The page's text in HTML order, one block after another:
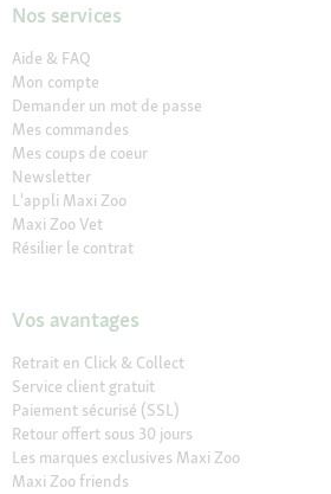
Nos services
Aide & FAQ
Mon compte
Demander un mot de passe
Mes commandes
Mes coups de coeur
Newsletter
L'appli Maxi Zoo
Maxi Zoo Vet
Résilier le contrat
Vos avantages
Retrait en Click & Collect
Service client gratuit
Paiement sécurisé (SSL)
Retour offert sous 30 jours
Les marques exclusives Maxi Zoo
Maxi Zoo friends